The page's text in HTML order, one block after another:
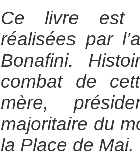
Ce livre est
réalisées par
Bonafini.
combat de
mère,
majoritaire du
la Place de Mai.